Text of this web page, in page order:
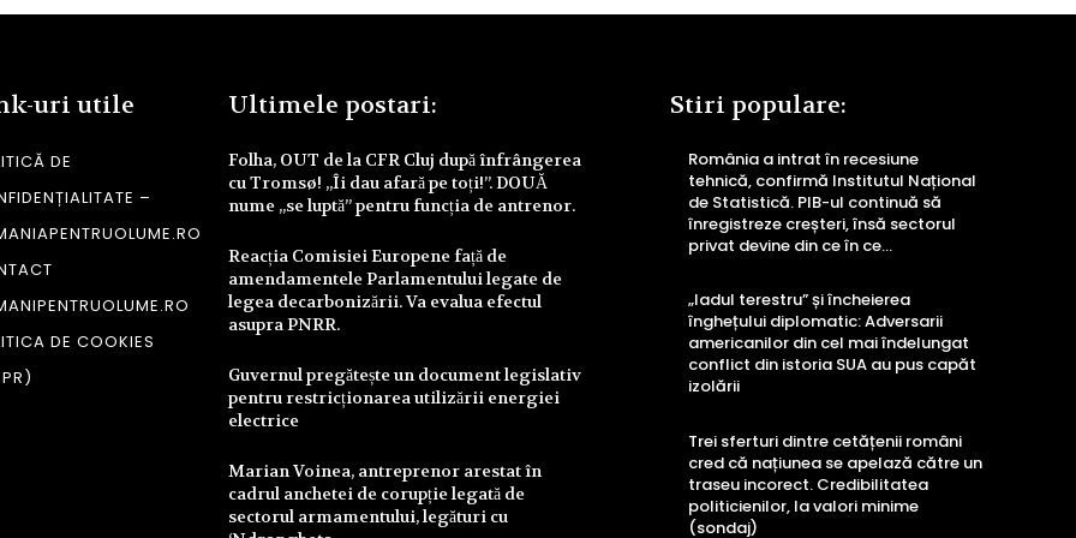
uri utile
DE
–
DE COOKIES
Ultimele postari:
Folha, OUT de la CFR Cluj după înfrângerea
cu Tromsø! „Îi dau afară pe toți!”. DOUĂ
nume „se luptă” pentru funcția de antrenor.
Reacția Comisiei Europene față de
amendamentele Parlamentului legate de
legea decarbonizării. Va evalua efectul
asupra PNRR.
Guvernul pregătește un document legislativ
pentru restricționarea utilizării energiei
electrice
Marian Voinea, antreprenor arestat în
cadrul anchetei de corupție legată de
sectorul armamentului, legături cu
Stiri populare:
România a intrat în recesiune
tehnică, confirmă Institutul Național
de Statistică. PIB-ul continuă să
înregistreze creșteri, însă sectorul
privat devine din ce în ce...
„Iadul terestru” și încheierea
înghețului diplomatic: Adversarii
americanilor din cel mai îndelungat
conflict din istoria SUA au pus capăt
izolării
Trei sferturi dintre cetățenii români
cred că națiunea se apelază către un
traseu incorect. Credibilitatea
politicienilor, la valori minime
(sondaj)